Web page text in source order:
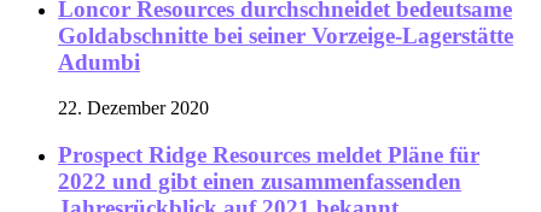
Loncor Resources durchschneidet bedeutsame
Goldabschnitte bei seiner Vorzeige-Lagerstätte
Adumbi
22. Dezember 2020
Prospect Ridge Resources meldet Pläne für
2022 und gibt einen zusammenfassenden